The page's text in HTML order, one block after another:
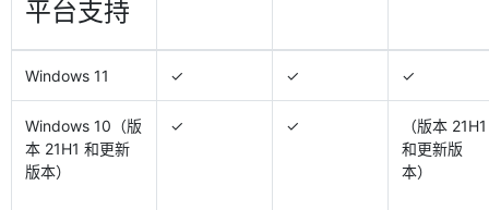
平台支持
Windows 11 ✓ ✓ ✓
Windows 10（版
本 21H1 和更新
版本）
✓ ✓
（版本 21H1
和更新版
本）